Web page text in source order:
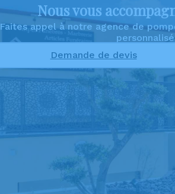
Nous vous
Faites appel à notre agence de
Demande de devis